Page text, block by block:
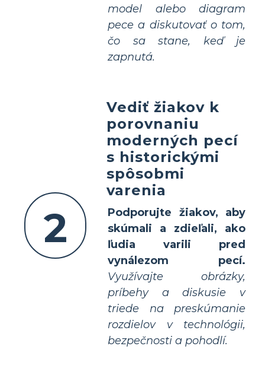
model alebo diagram
pece a diskutovať o tom,
čo sa stane, keď je
zapnutá.
2
Vediť žiakov k
porovnaniu
moderných pecí
s historickými
spôsobmi
varenia
Podporujte žiakov, aby
skúmali a zdieľali, ako
ľudia varili pred
vynálezom pecí.
Využívajte obrázky,
príbehy a diskusie v
triede na preskúmanie
rozdielov v technológii,
bezpečnosti a pohodlí.